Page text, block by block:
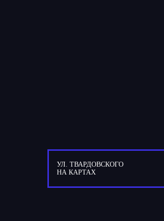
УЛ. ТВАРДОВСКОГО
НА КАРТАХ